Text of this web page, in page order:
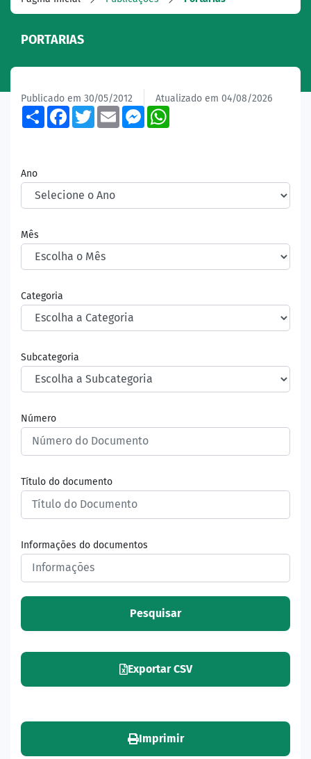
PORTARIAS
Publicado em 30/05/2012 Atualizado em 04/08/2026
ShareFacebook
TwitterEmailMessenger
Ano
Mês
Categoria
Subcategoria
Número
Título do documento
Informações do documentos
Pesquisar
Exportar CSV
Imprimir